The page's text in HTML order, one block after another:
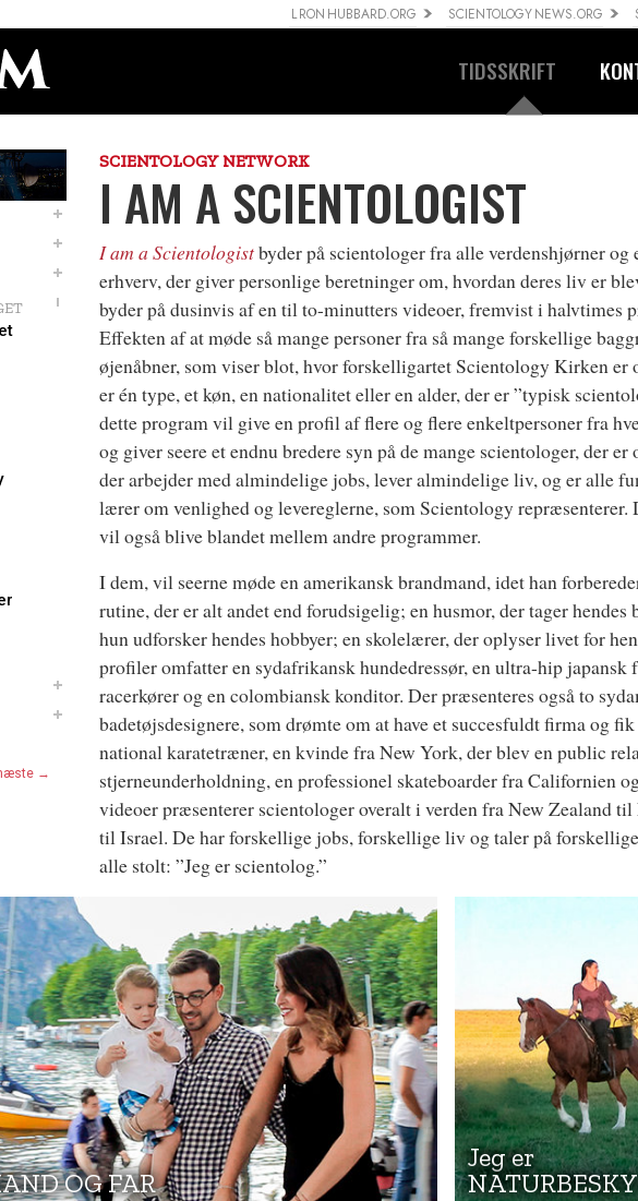
L RON HUBBARD.ORG SCIENTOLOGY NEWS.ORG
TIDSSKRIFT
→
SCIENTOLOGY NETWORK
I AM A SCIENTOLOGIST
I am a Scientologistbyder på scientologer fra alle verdenshjørner
erhverv, der giver personlige beretninger om, hvordan deres liv er
byder på dusinvis af en til to-minutters videoer, fremvist i halvtimes
Effekten af at møde så mange personer fra så mange forskellige
øjenåbner, som viser blot, hvor forskelligartet Scientology Kirken er
er én type, et køn, en nationalitet eller en alder, der er ”typisk
dette program vil give en profil af flere og flere enkeltpersoner fra
og giver seere et endnu bredere syn på de mange scientologer, der er
der arbejder med almindelige jobs, lever almindelige liv, og er alle
lærer om venlighed og levereglerne, som Scientology
vil også blive blandet mellem andre programmer.
I dem, vil seerne møde en amerikansk brandmand, idet han
rutine, der er alt andet end forudsigelig; en husmor, der tager hendes
hun udforsker hendes hobbyer; en skolelærer, der oplyser livet for
profiler omfatter en sydafrikansk hundedressør, en ultra-hip japansk
racerkører og en colombiansk konditor. Der præsenteres også to
badetøjsdesignere, som drømte om at have et succesfuldt firma og
national karatetræner, en kvinde fra New York, der blev en public
stjerneunderholdning, en professionel skateboarder fra Californien
videoer præsenterer scientologer overalt i verden fra New Zealand
til Israel. De har forskellige jobs, forskellige liv og taler på
alle stolt: ”Jeg er scientolog.”
OG FAR
Jeg er